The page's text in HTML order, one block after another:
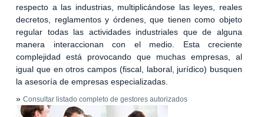
respecto a las industrias, multiplicándose las leyes, reales
decretos, reglamentos y órdenes, que tienen como objeto
regular todas las actividades industriales que de alguna
manera interaccionan con el medio. Esta creciente
complejidad está provocando que muchas empresas, al
igual que en otros campos (fiscal, laboral, jurídico) busquen
la asesoría de empresas especializadas.
» Consultar listado completo de gestores autorizados